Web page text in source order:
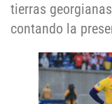
tierras
contando la